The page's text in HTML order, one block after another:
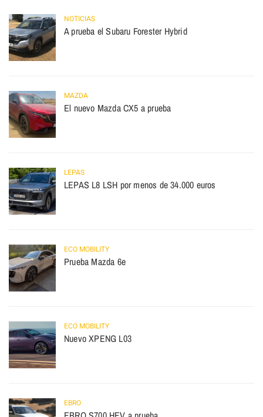
NOTICIAS
A prueba el Subaru Forester Hybrid
MAZDA
El nuevo Mazda CX5 a prueba
LEPAS
LEPAS L8 LSH por menos de 34.000 euros
ECO MOBILITY
Prueba Mazda 6e
ECO MOBILITY
Nuevo XPENG L03
EBRO